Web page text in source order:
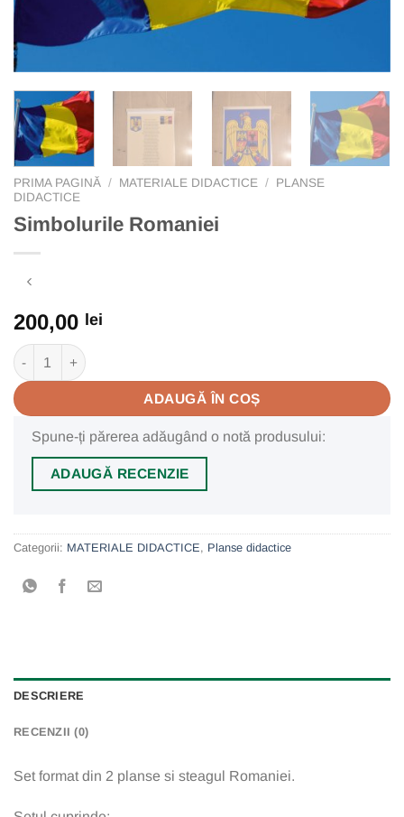
PRIMA PAGINĂ / MATERIALE DIDACTICE / PLANSE
DIDACTICE
Simbolurile Romaniei
200,00 lei
Cantitate Simbolurile Romaniei
ADAUGĂ ÎN COȘ
Spune-ți părerea adăugând o notă produsului:
ADAUGĂ RECENZIE
Categorii: MATERIALE DIDACTICE, Planse didactice
DESCRIERE
RECENZII (0)
Set format din 2 planse si steagul Romaniei.